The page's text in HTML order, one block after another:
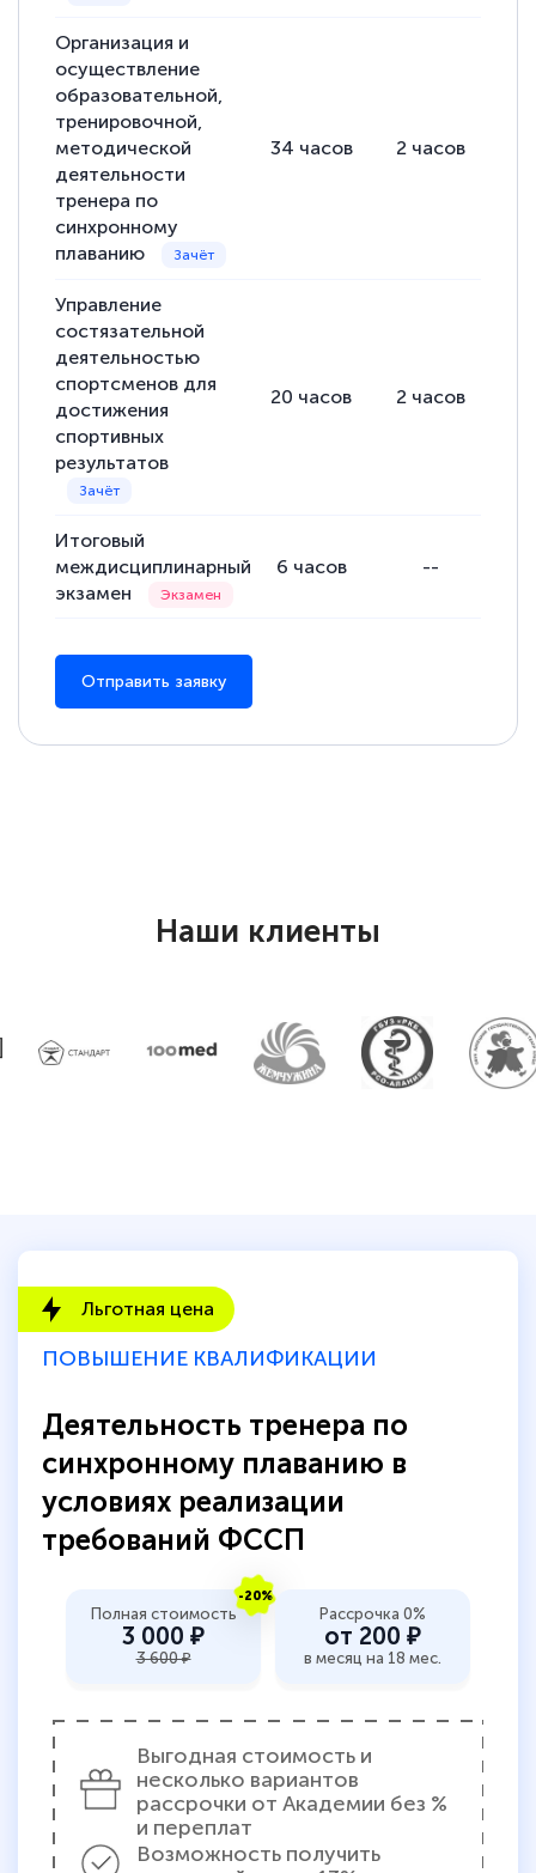
Организация и
осуществление
образовательной,
тренировочной,
методической
деятельности
тренера по
синхронному
плаванию
34 часов 2 часов
Управление
состязательной
деятельностью
спортсменов для
достижения
спортивных
результатов
20 часов 2 часов
Итоговый
междисциплинарный
экзамен
6 часов --
Отправить заявку
Наши клиенты
Льготная цена
ПОВЫШЕНИЕ КВАЛИФИКАЦИИ
Деятельность тренера по
синхронному плаванию в
условиях реализации
требований ФССП
-20%
Полная стоимость
3 000 ₽
3 600 ₽
Рассрочка 0%
от 200 ₽
в месяц на 18 мес.
Выгодная стоимость и
несколько вариантов
рассрочки от Академии без %
и переплат
Возможность получить